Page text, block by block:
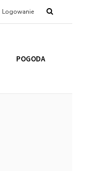
Logowanie
POGODA